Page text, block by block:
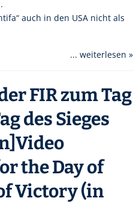
auch in den USA nicht als
... weiterlesen »
FIR zum Tag
des Sieges
the Day of
Victory (in